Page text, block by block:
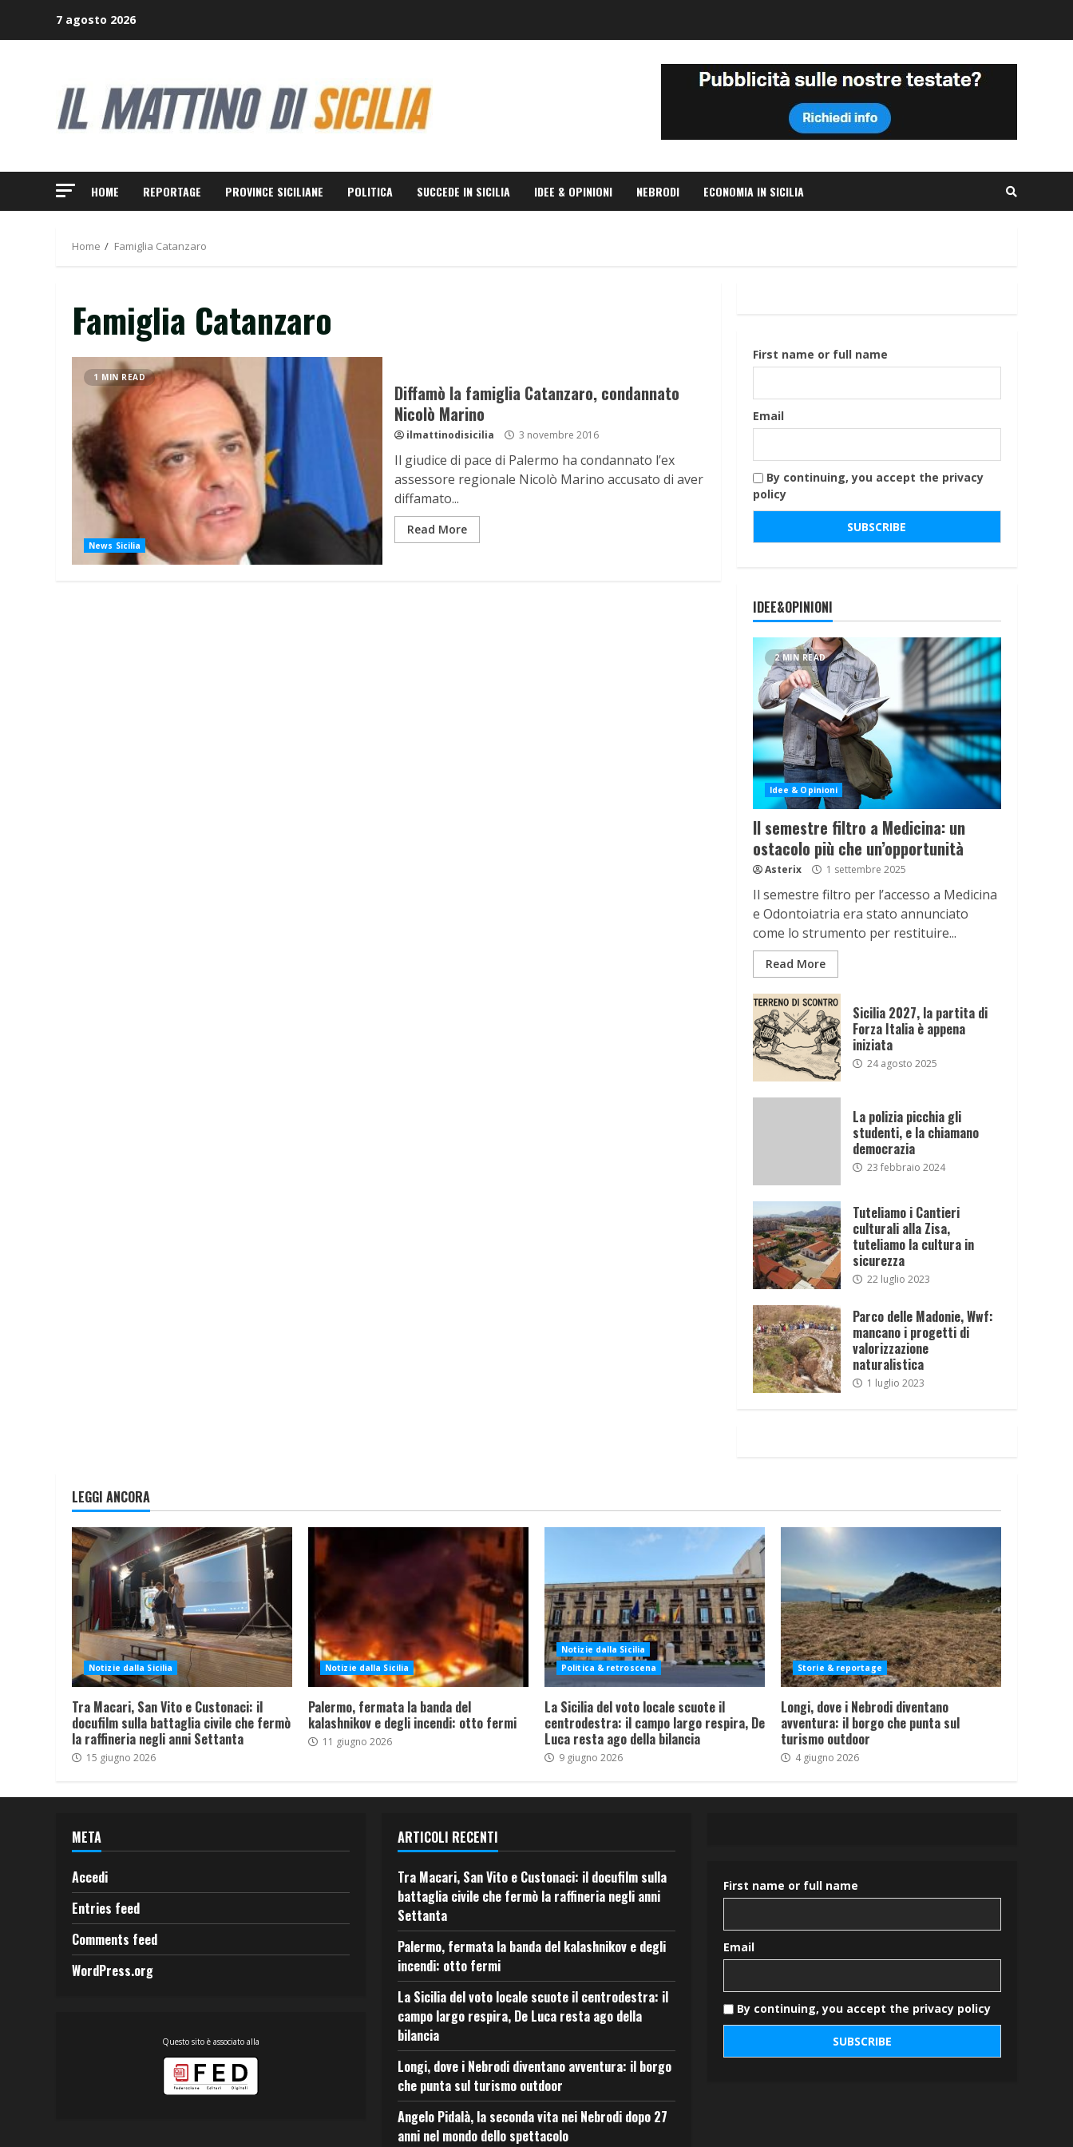
7 agosto 2026
HOME REPORTAGE PROVINCE SICILIANE POLITICA SUCCEDE IN SICILIA IDEE & OPINIONI NEBRODI ECONOMIA IN SICILIA
Home Famiglia Catanzaro
Famiglia Catanzaro
1 MIN READ
News Sicilia
Diffamò la famiglia Catanzaro, condannato
Nicolò Marino
ilmattinodisicilia 3 novembre 2016
Il giudice di pace di Palermo ha condannato l’ex
assessore regionale Nicolò Marino accusato di aver
diffamato...
Read More
First name or full name
Email
By continuing, you accept the privacy
policy
IDEE&OPINIONI
2 MIN READ
Idee & Opinioni
Il semestre filtro a Medicina: un
ostacolo più che un’opportunità
Asterix 1 settembre 2025
Il semestre filtro per l’accesso a Medicina
e Odontoiatria era stato annunciato
come lo strumento per restituire...
Read More
Sicilia 2027, la partita di
Forza Italia è appena
iniziata
24 agosto 2025
La polizia picchia gli
studenti, e la chiamano
democrazia
23 febbraio 2024
Tuteliamo i Cantieri
culturali alla Zisa,
tuteliamo la cultura in
sicurezza
22 luglio 2023
Parco delle Madonie, Wwf:
mancano i progetti di
valorizzazione
naturalistica
1 luglio 2023
LEGGI ANCORA
Notizie dalla Sicilia
Tra Macari, San Vito e Custonaci: il
docufilm sulla battaglia civile che fermò
la raffineria negli anni Settanta
15 giugno 2026
Notizie dalla Sicilia
Palermo, fermata la banda del
kalashnikov e degli incendi: otto fermi
11 giugno 2026
Notizie dalla Sicilia
Politica & retroscena
La Sicilia del voto locale scuote il
centrodestra: il campo largo respira, De
Luca resta ago della bilancia
9 giugno 2026
Storie & reportage
Longi, dove i Nebrodi diventano
avventura: il borgo che punta sul
turismo outdoor
4 giugno 2026
META
Accedi
Entries feed
Comments feed
WordPress.org
Questo sito è associato alla
ARTICOLI RECENTI
Tra Macari, San Vito e Custonaci: il docufilm sulla
battaglia civile che fermò la raffineria negli anni
Settanta
Palermo, fermata la banda del kalashnikov e degli
incendi: otto fermi
La Sicilia del voto locale scuote il centrodestra: il
campo largo respira, De Luca resta ago della
bilancia
Longi, dove i Nebrodi diventano avventura: il borgo
che punta sul turismo outdoor
Angelo Pidalà, la seconda vita nei Nebrodi dopo 27
anni nel mondo dello spettacolo
First name or full name
Email
By continuing, you accept the privacy policy